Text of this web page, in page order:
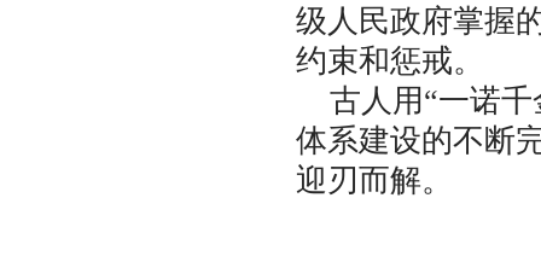
级人民政府掌握
约束和惩戒。
古人用“一诺千
体系建设的不断
迎刃而解。